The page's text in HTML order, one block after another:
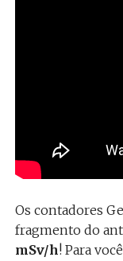
Os contadores
fragmento do
mSv/h! Para